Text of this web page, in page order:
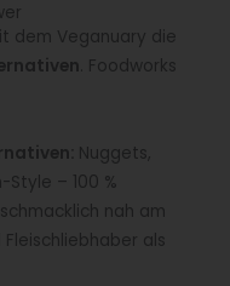
dem Veganuary die
. Foodworks
Nuggets,
Style – 100 %
nah am
als